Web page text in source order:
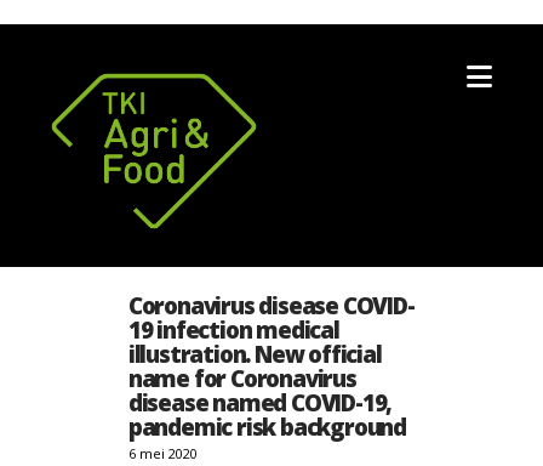
Coronavirus disease COVID-
19 infection medical
illustration. New official
name for Coronavirus
disease named COVID-19,
pandemic risk background
6 mei 2020